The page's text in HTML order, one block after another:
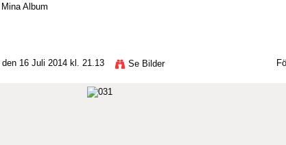
Mina Album
den 16 Juli 2014 kl. 21.13 Se Bilder